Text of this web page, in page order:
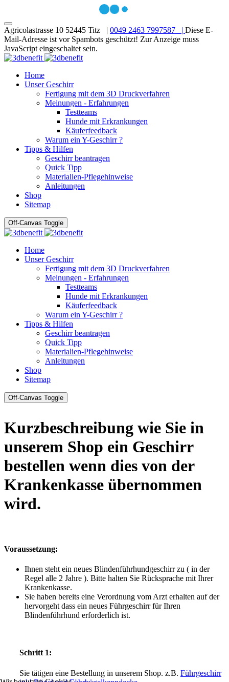
Agricolastrasse 10 52445 Titz | 0049 2463 7997587 | Diese E-
Mail-Adresse ist vor Spambots geschützt! Zur Anzeige muss
JavaScript eingeschaltet sein.
Home
Unser Geschirr
Fertigung mit dem 3D Druckverfahren
Meinungen - Erfahrungen
Testteams
Hunde mit Erkrankungen
Käuferfeedback
Warum ein Y-Geschirr ?
Tipps & Hilfen
Geschirr beantragen
Quick Tipp
Materialien-Pflegehinweise
Anleitungen
Shop
Sitemap
Off-Canvas Toggle
Home
Unser Geschirr
Fertigung mit dem 3D Druckverfahren
Meinungen - Erfahrungen
Testteams
Hunde mit Erkrankungen
Käuferfeedback
Warum ein Y-Geschirr ?
Tipps & Hilfen
Geschirr beantragen
Quick Tipp
Materialien-Pflegehinweise
Anleitungen
Shop
Sitemap
Off-Canvas Toggle
Kurzbeschreibung wie Sie in
unserem Shop ein Geschirr
bestellen wenn dies von der
Krankenkasse übernommen
wird.
Voraussetzung:
Ihnen steht ein neues Blindenführhundgeschirr zu ( in der
Regel alle 2 Jahre ). Bitte halten Sie Rücksprache mit Ihrer
Krankenkasse.
Sie haben bereits eine Verordnung vom Arzt erhalten auf der
hervorgeht dass ein neues Führgeschirr für Ihren
Blindenführhund erforderlich ist.
Schritt 1:
Sie tätigen eine Bestellung in unserem Shop. z.B. Führgeschirr